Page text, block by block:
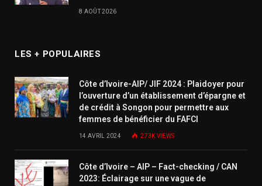
8 AOÛT 2026
LES + POPULAIRES
Côte d’Ivoire-AIP/ JIF 2024 : Plaidoyer pour
l’ouverture d’un établissement d’épargne et
de crédit à Songon pour permettre aux
femmes de bénéficier du FAFCI
14 AVRIL 2024 273K VIEWS
Côte d’Ivoire – AIP – Fact-checking / CAN
2023: Éclairage sur une vague de